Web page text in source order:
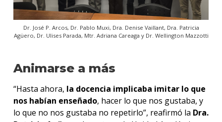
Dr. José P. Arcos, Dr. Pablo Muxi, Dra. Denise Vaillant, Dra. Patricia
Agüero, Dr. Ulises Parada, Mtr. Adriana Careaga y Dr. Wellington Mazzotti
Animarse a más
“Hasta ahora, la docencia implicaba imitar lo que
nos habían enseñado, hacer lo que nos gustaba, y
lo que no nos gustaba no repetirlo”, reafirmó la Dra.